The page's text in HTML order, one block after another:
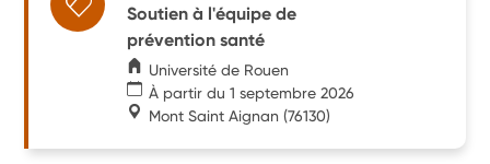
Soutien à l'équipe de
prévention santé
Université de Rouen
À partir du 1 septembre 2026
Mont Saint Aignan (76130)